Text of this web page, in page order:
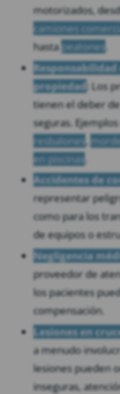
motorizados,
camiones
hastapeatones
propiedad : Los
tienen el deber
seguras.
resbalones
en piscinas
Accidentes de
representar
como para los
de equipos o
Negligencia
proveedor de
los pacientes
compensación.
Lesiones en
a menudo
lesiones pueden
inseguras,